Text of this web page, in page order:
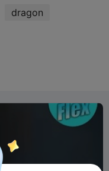
dragon